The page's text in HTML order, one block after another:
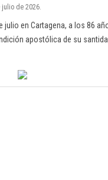
de 2026.
en Cartagena, a los 86
apostólica de su